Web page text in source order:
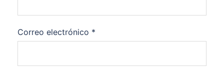
Correo electrónico *